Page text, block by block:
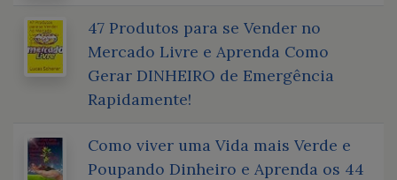
47 Produtos para se Vender no
Mercado Livre e Aprenda Como
Gerar DINHEIRO de Emergência
Rapidamente!
Como viver uma Vida mais Verde e
Poupando Dinheiro e Aprenda os 44